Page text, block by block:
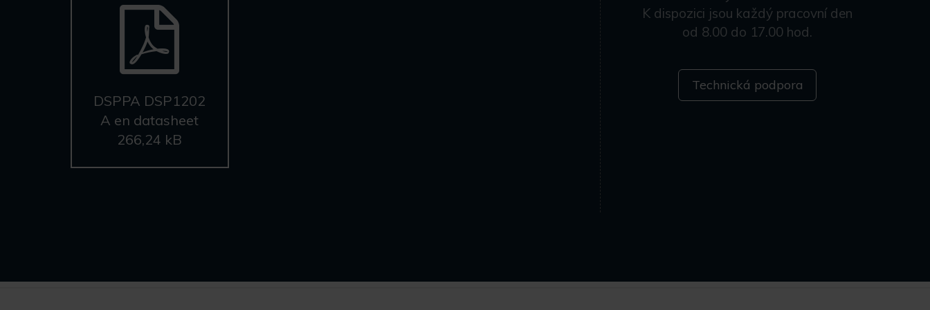
DSPPA DSP1202
A en datasheet
266,24 kB
K dispozici jsou každý pracovní den
od 8.00 do 17.00 hod.
Technická podpora